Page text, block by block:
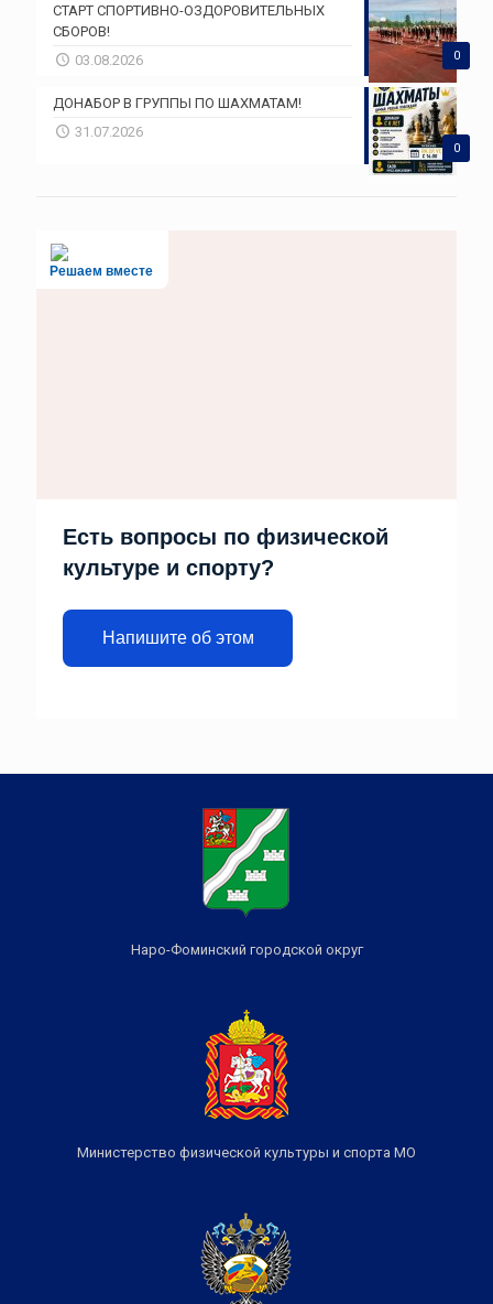
0
СТАРТ СПОРТИВНО-ОЗДОРОВИТЕЛЬНЫХ
СБОРОВ!
03.08.2026
0
ДОНАБОР В ГРУППЫ ПО ШАХМАТАМ!
31.07.2026
Решаем вместе
Есть вопросы по физической
культуре и спорту?
Напишите об этом
Наро-Фоминский городской округ
Министерство физической культуры и спорта МО